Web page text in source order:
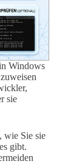
Windows
sie
, wie Sie sie
gibt.